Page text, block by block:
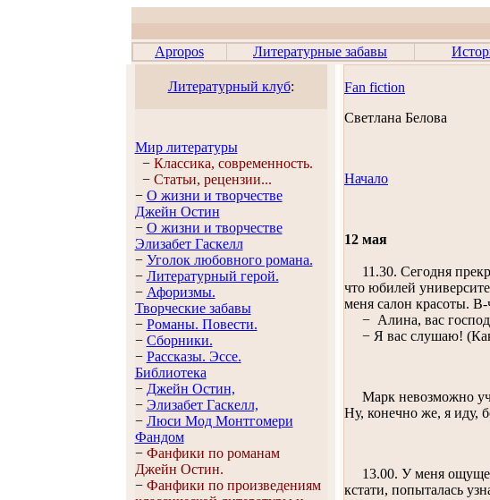
Apropos Литературные забавы
Литературный клуб:
Мир литературы
− Классика, современность.
− Статьи, рецензии...
− О жизни и творчестве
Джейн Остин
− О жизни и творчестве
Элизабет Гaскелл
− Уголок любовного романа.
− Литературный герой.
− Афоризмы.
Творческие забавы
− Романы. Повести.
− Сборники.
− Рассказы. Эссe.
Библиотека
− Джейн Остин,
− Элизабет Гaскелл,
− Люси Мод Монтгомери
Фандом
− Фанфики по романам
Джейн Остин.
− Фанфики по произведениям
Fan fiction
Светланa Беловa
Начало
12 мая
11.30. Сегодня
что юбилей
меня салон красоты.
− Алина, вас
− Я вас слушаю! (Как
Марк невозможно
Ну, конечно же, я иду,
13.00. У меня
кстати, попыталась